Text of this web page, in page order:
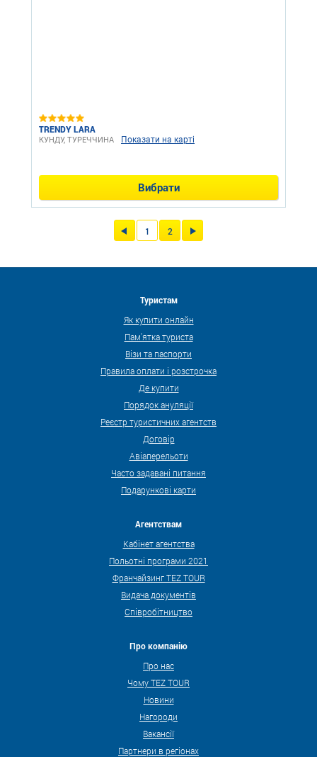
TRENDY LARA
КУНДУ, ТУРЕЧЧИНА Показати на карті
Вибрати
1 2
Туристам
Як купити онлайн
Пам'ятка туриста
Візи та паспорти
Правила оплати і розстрочка
Де купити
Порядок ануляції
Реєстр туристичних агентств
Договір
Авіаперельоти
Часто задавані питання
Подарункові карти
Агентствам
Кабінет агентства
Польотні програми 2021
Франчайзинг TEZ TOUR
Видача документів
Співробітництво
Про компанію
Про нас
Чому TEZ TOUR
Новини
Нагороди
Вакансії
Партнери в регіонах